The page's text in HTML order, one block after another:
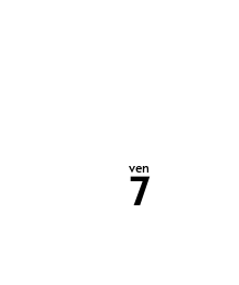
ven
7